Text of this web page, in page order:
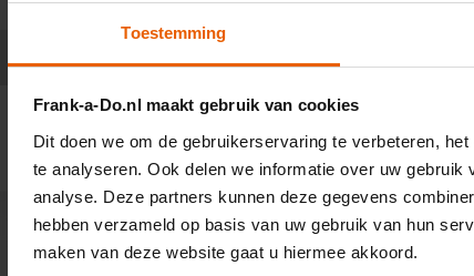
Toestemming
Frank-a-Do.nl maakt gebruik van cookies
Dit doen we om de gebruikerservaring te verbeteren,
te analyseren. Ook delen we informatie over uw
analyse. Deze partners kunnen deze gegevens
hebben verzameld op basis van uw gebruik van hun
maken van deze website gaat u hiermee akkoord.
Geplaatst door op 30 juli 2019